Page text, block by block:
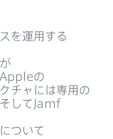
を​運用する​
Appleの​
チャには​専用の​
して Jamf
ついて​